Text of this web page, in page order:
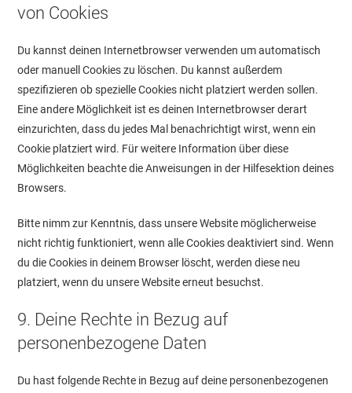
von Cookies
Du kannst deinen Internetbrowser verwenden um automatisch
oder manuell Cookies zu löschen. Du kannst außerdem
spezifizieren ob spezielle Cookies nicht platziert werden sollen.
Eine andere Möglichkeit ist es deinen Internetbrowser derart
einzurichten, dass du jedes Mal benachrichtigt wirst, wenn ein
Cookie platziert wird. Für weitere Information über diese
Möglichkeiten beachte die Anweisungen in der Hilfesektion deines
Browsers.
Bitte nimm zur Kenntnis, dass unsere Website möglicherweise
nicht richtig funktioniert, wenn alle Cookies deaktiviert sind. Wenn
du die Cookies in deinem Browser löscht, werden diese neu
platziert, wenn du unsere Website erneut besuchst.
9. Deine Rechte in Bezug auf
personenbezogene Daten
Du hast folgende Rechte in Bezug auf deine personenbezogenen